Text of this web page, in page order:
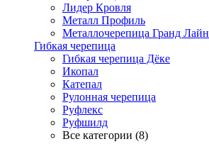
Лидер Кровля
Металл Профиль
Металлочерепица Гранд Лайн
Гибкая черепица
Гибкая черепица Дёке
Икопал
Катепал
Рулонная черепица
Руфлекс
Руфшилд
Все категории (8)